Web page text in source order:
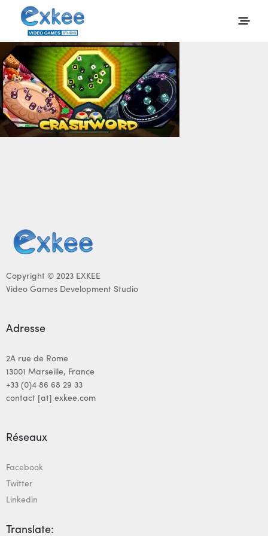
Copyright © 2023 EXKEE
Video Games Development Studio
Adresse
2A rue de Rome
13001 Marseille, France
+33 (0)4 86 68 29 33
contact [at] exkee.com
Réseaux
Facebook
Twitter
Linkedin
Translate: